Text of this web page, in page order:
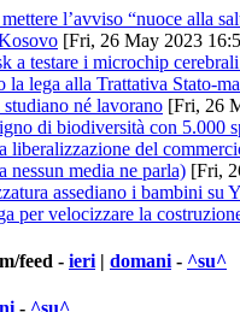
l’avviso “nuoce alla
[Fri, 26 May 2023
testare i microchip
lega alla Trattativa Stato-
né lavorano [Fri, 26
di biodiversità con 5.000
del
nessun media ne parla) [Fri,
assediano i bambini su
per velocizzare la
feed - ieri | domani - ^su^
- ^su^